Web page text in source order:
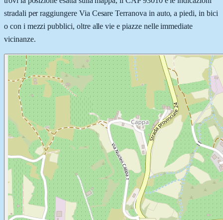
stradali per raggiungere Via Cesare Terranova in auto, a piedi, in bici
o con i mezzi pubblici, oltre alle vie e piazze nelle immediate
vicinanze.